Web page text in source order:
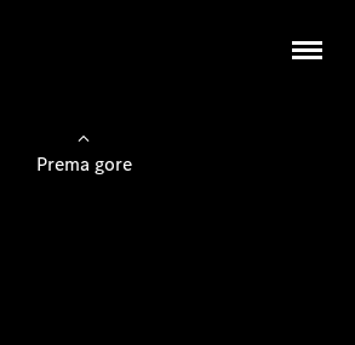
Prema gore